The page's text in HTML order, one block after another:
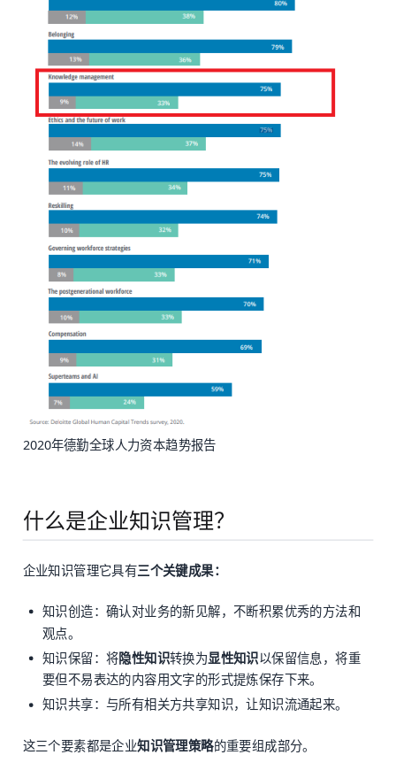
2020年德勤全球人力资本趋势报告
什么是企业知识管理？
企业知识管理它具有三个关键成果：
知识创造：确认对业务的新见解，不断积累优秀的方法和
观点。
知识保留：将隐性知识转换为显性知识以保留信息，将重
要但不易表达的内容用文字的形式提炼保存下来。
知识共享：与所有相关方共享知识，让知识流通起来。
这三个要素都是企业知识管理策略的重要组成部分。